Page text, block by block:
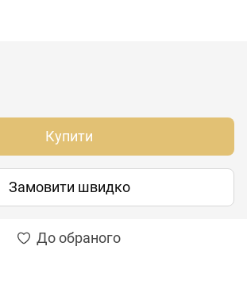
Купити
Замовити швидко
До обраного